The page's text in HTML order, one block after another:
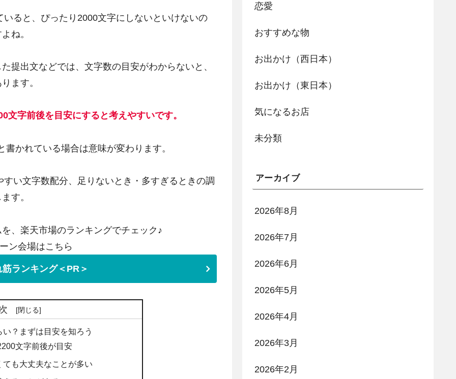
ると、ぴったり2000文字にしないといけないの
ね。
提出文などでは、文字数の目安がわからないと、
ます。
文字前後を目安にすると考えやすいです。
かれている場合は意味が変わります。
い文字数配分、足りないとき・多すぎるときの調
す。
、楽天市場のランキングでチェック♪
ン会場はこちら
ランキング＜PR＞
？まずは目安を知ろう
文字前後が目安
も大丈夫なことが多い
恋愛
おすすめな物
お出かけ（西日本）
お出かけ（東日本）
気になるお店
未分類
アーカイブ
2026年8月
2026年7月
2026年6月
2026年5月
2026年4月
2026年3月
2026年2月